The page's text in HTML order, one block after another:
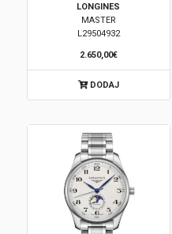
LONGINES
MASTER
L29504932
2.650,00€
DODAJ